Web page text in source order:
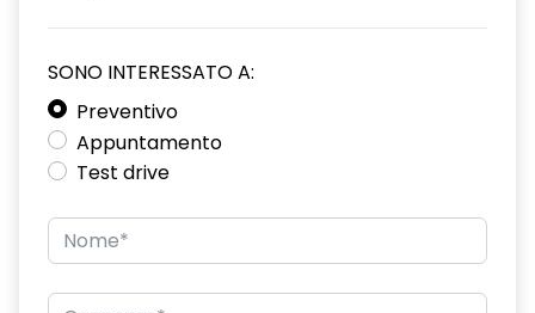
SONO INTERESSATO A:
Preventivo
Appuntamento
Test drive